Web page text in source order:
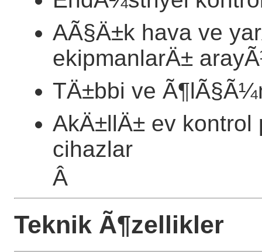
AÃ§Ä±k hava ve
ekipmanlarÄ±
TÄ±bbi ve
AkÄ±llÄ± ev
cihazlar
Â
Teknik Ã¶zellikler